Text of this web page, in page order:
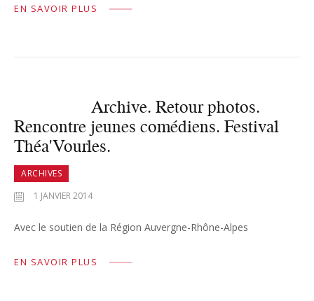
EN SAVOIR PLUS
Archive. Retour photos.
Rencontre jeunes comédiens. Festival
Théa'Vourles.
ARCHIVES
1 JANVIER 2014
Avec le soutien de la Région Auvergne-Rhône-Alpes
EN SAVOIR PLUS